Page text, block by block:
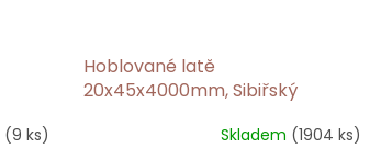
(9 ks)
Hoblované latě
20x45x4000mm, Sibiřský
Skladem (1904 ks)